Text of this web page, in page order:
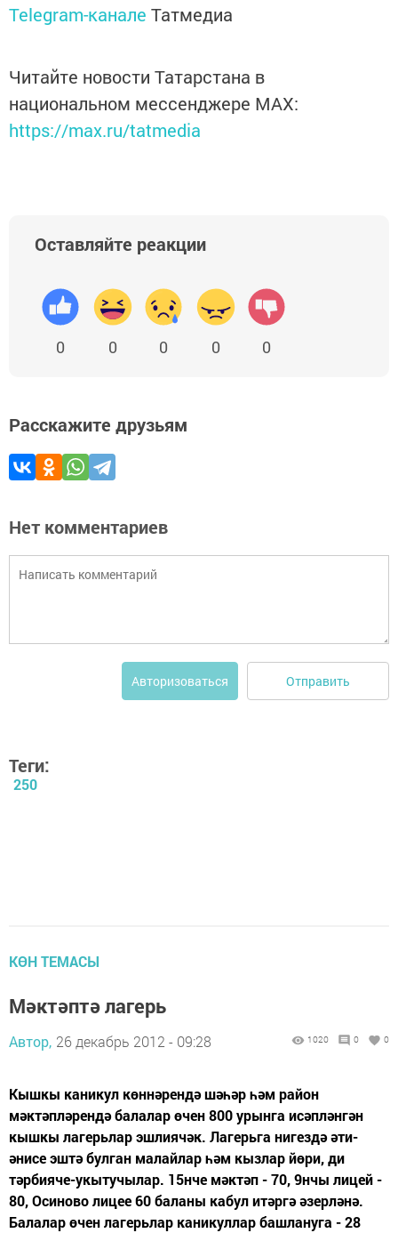
Telegram-канале Татмедиа
Читайте новости Татарстана в
национальном мессенджере MАХ:
https://max.ru/tatmedia
Оставляйте реакции
0 0 0 0 0
Расскажите друзьям
Нет комментариев
Авторизоваться Отправить
Теги:
250
КӨН ТЕМАСЫ
Мәктәптә лагерь
Автор, 26 декабрь 2012 - 09:28 1020 0 0
Кышкы каникул көннәрендә шәһәр һәм район
мәктәпләрендә балалар өчен 800 урынга исәпләнгән
кышкы лагерьлар эшлиячәк. Лагерьга нигездә әти-
әнисе эштә булган малайлар һәм кызлар йөри, ди
тәрбияче-укытучылар. 15нче мәктәп - 70, 9нчы лицей -
80, Осиново лицее 60 баланы кабул итәргә әзерләнә.
Балалар өчен лагерьлар каникуллар башлануга - 28